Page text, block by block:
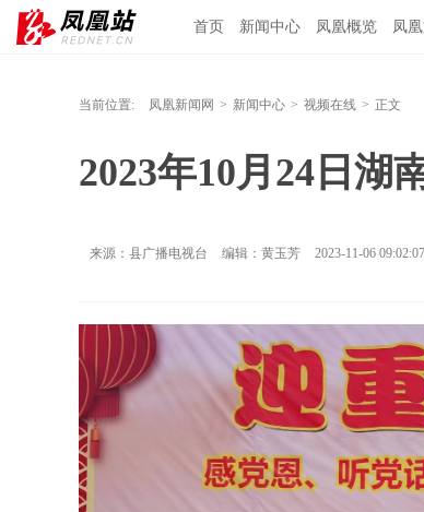
首页 新闻中心 凤凰概览 凤
当前位置: 凤凰新闻网 > 新闻中心 > 视频在线 > 正文
2023年10月24日湖
来源：县广播电视台 编辑：黄玉芳 2023-11-06 09:02:07